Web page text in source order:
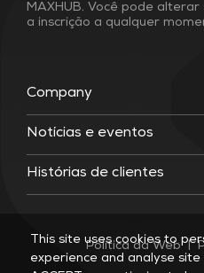
Company
Notícias e eventos
Histórias de clientes
MAXHUB. Você pode
a inscrição a qualquer
Política da Web
This site uses cookies to
experience and analyse